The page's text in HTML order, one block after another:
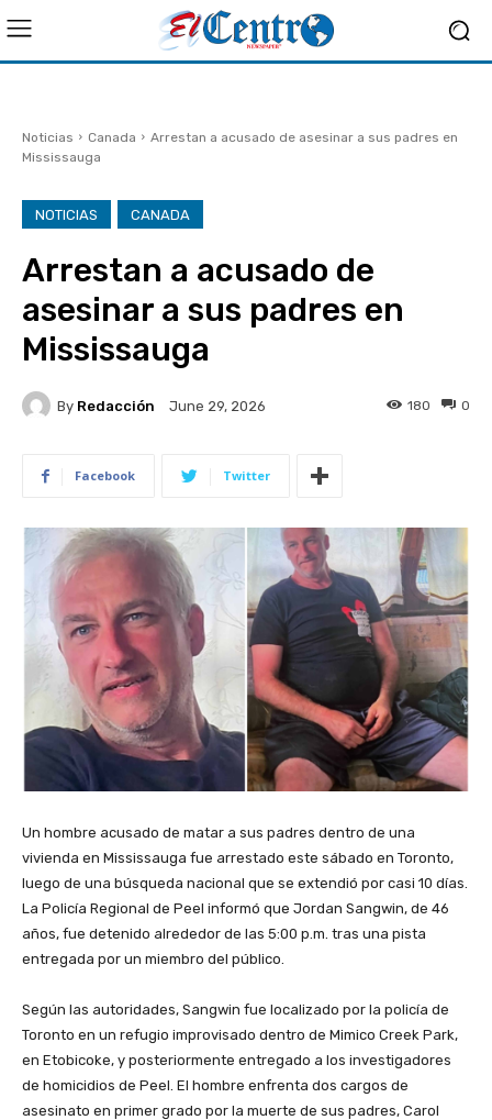
Noticias Canada
Arrestan a acusado de asesinar a sus padres en
Mississauga
NOTICIAS CANADA
Arrestan a acusado de
asesinar a sus padres en
Mississauga
By Redacción June 29, 2026 0
180
Facebook Twitter
Un hombre acusado de matar a sus padres dentro de una
vivienda en Mississauga fue arrestado este sábado en Toronto,
luego de una búsqueda nacional que se extendió por casi 10 días.
La Policía Regional de Peel informó que Jordan Sangwin, de 46
años, fue detenido alrededor de las 5:00 p.m. tras una pista
entregada por un miembro del público.
Según las autoridades, Sangwin fue localizado por la policía de
Toronto en un refugio improvisado dentro de Mimico Creek Park,
en Etobicoke, y posteriormente entregado a los investigadores
de homicidios de Peel. El hombre enfrenta dos cargos de
asesinato en primer grado por la muerte de sus padres, Carol